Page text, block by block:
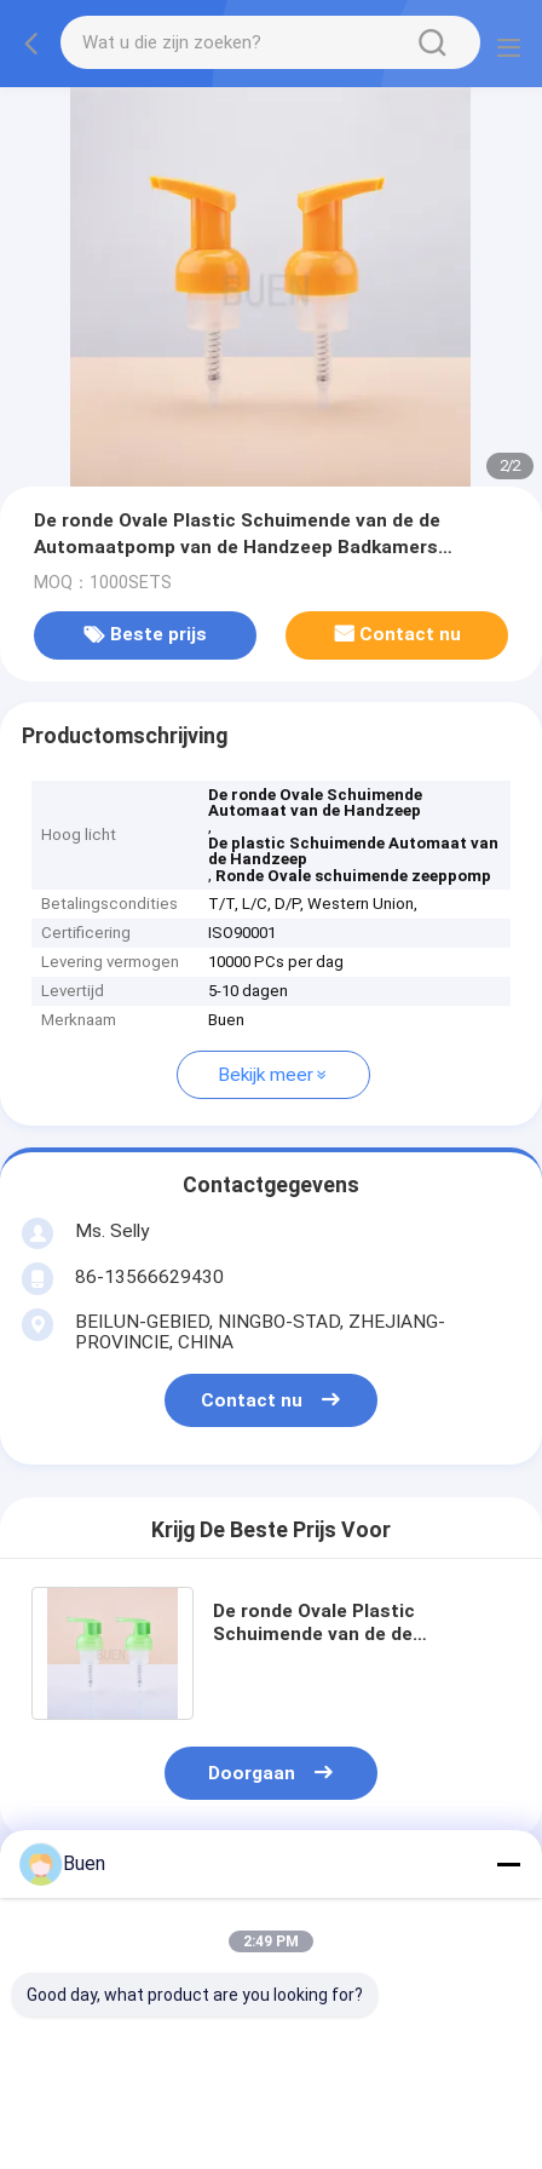
2/2
De ronde Ovale Plastic Schuimende van de de
Automaatpomp van de Handzeep Badkamers
ISO90001
MOQ：1000SETS
Beste prijs Contact nu
Productomschrijving
Hoog licht
De ronde Ovale Schuimende
Automaat van de Handzeep
,
De plastic Schuimende Automaat van
de Handzeep
, Ronde Ovale schuimende zeeppomp
Betalingscondities
T/T, L/C, D/P, Western Union,
Certificering
ISO90001
Levering vermogen
10000 PCs per dag
Levertijd
5-10 dagen
Merknaam
Buen
Bekijk meer
Contactgegevens
Ms. Selly
86-13566629430
BEILUN-GEBIED, NINGBO-STAD, ZHEJIANG-
PROVINCIE, CHINA
Contact nu
Krijg De Beste Prijs Voor
De ronde Ovale Plastic
Schuimende van de de
Doorgaan
Geadviseerde Producten
Buen
2:49 PM
Good day, what product are you looking for?